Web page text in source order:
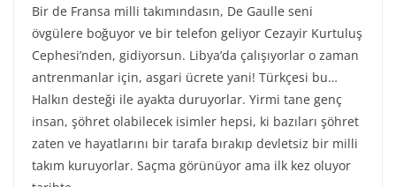
Bir de Fransa milli takımındasın, De Gaulle seni
övgülere boğuyor ve bir telefon geliyor Cezayir Kurtuluş
Cephesi’nden, gidiyorsun. Libya’da çalışıyorlar o zaman
antrenmanlar için, asgari ücrete yani! Türkçesi bu…
Halkın desteği ile ayakta duruyorlar. Yirmi tane genç
insan, şöhret olabilecek isimler hepsi, ki bazıları şöhret
zaten ve hayatlarını bir tarafa bırakıp devletsiz bir milli
takım kuruyorlar. Saçma görünüyor ama ilk kez oluyor